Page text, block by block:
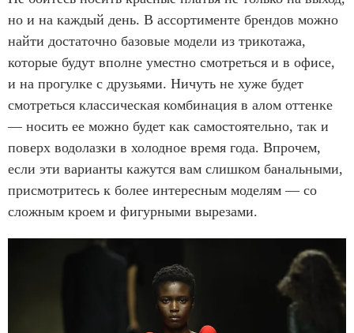
m
1
o
f
1
но и на каждый день. В ассортименте брендов можно
найти достаточно базовые модели из трикотажа,
которые будут вполне уместно смотреться и в офисе,
и на прогулке с друзьями. Ничуть не хуже будет
смотреться классическая комбинация в алом оттенке
— носить ее можно будет как самостоятельно, так и
поверх водолазки в холодное время года. Впрочем,
если эти варианты кажутся вам слишком банальными,
присмотритесь к более интересным моделям — со
сложным кроем и фигурными вырезами.